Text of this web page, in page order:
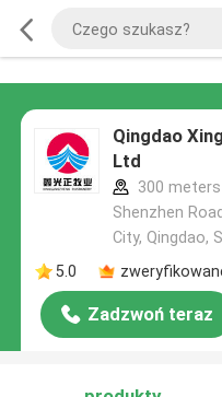
Qingdao
Ltd
300
Shenzhen
City, Qingdao,
5.0
Zadzwoń teraz